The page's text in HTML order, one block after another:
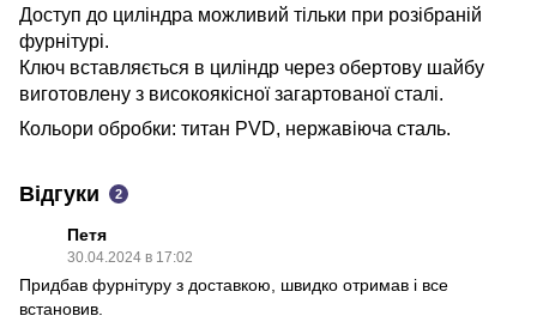
Доступ до циліндра можливий тільки при розібраній
фурнітурі.
Ключ вставляється в циліндр через обертову шайбу
виготовлену з високоякісної загартованої сталі.
Кольори обробки: титан PVD, нержавіюча сталь.
Відгуки 2
Петя
30.04.2024 в 17:02
Придбав фурнітуру з доставкою, швидко отримав і все
встановив.